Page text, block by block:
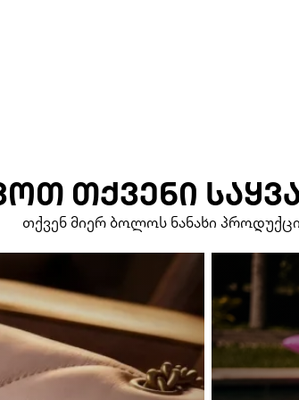
ᲗᲥᲕᲔᲜᲘ
თქვენ მიერ ბოლოს ნანახი